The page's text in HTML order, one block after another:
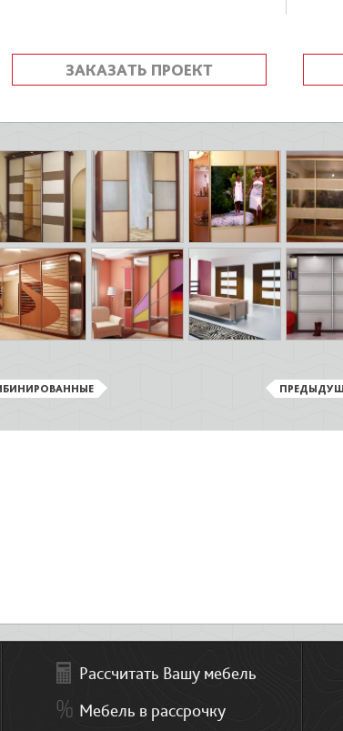
ЗАКАЗАТЬ ПРОЕКТ
Рассчитать Вашу мебель
Мебель в рассрочку